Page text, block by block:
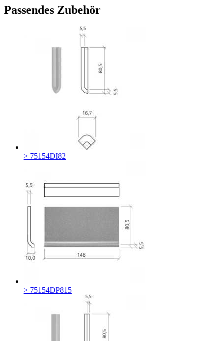
Passendes Zubehör
> 75154DI82
> 75154DP815